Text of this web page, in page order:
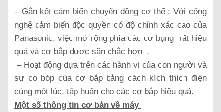
– Gắn kết cảm biến chuyển động cơ thể : Với công
nghệ cảm biến độc quyền có độ chính xác cao của
Panasonic, việc mở rộng phía các cơ bụng rất hiệu
quả và cơ bắp được săn chắc hơn .
– Hoạt động dựa trên các hành vi của con người và
sự co bóp của cơ bắp bằng cách kích thích điện
cùng một lúc, tập huấn cho các cơ bắp hiệu quả.
Một số thông tin cơ bản về máy